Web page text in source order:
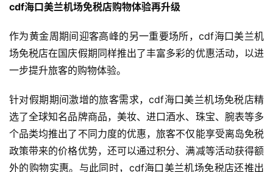
商
观
察
科
技
投
融
cdf海口美兰机场免税店购物体验再升级
作为黄金周期间迎客高峰的另一重要场所，cdf海口美兰机
场免税店在国庆假期同样推出了丰富多彩的优惠活动，以进
一步提升旅客的购物体验。
针对假期期间激增的旅客需求，cdf海口美兰机场免税店精
选了全球知名品牌商品，美妆、进口酒水、珠宝、腕表等多
个品类均推出了不同力度的优惠，旅客不仅能享受离岛免税
政策带来的价格优势，还可以通过积分、满减等活动获得额
外的购物实惠。与此同时，cdf海口美兰机场免税店还推出